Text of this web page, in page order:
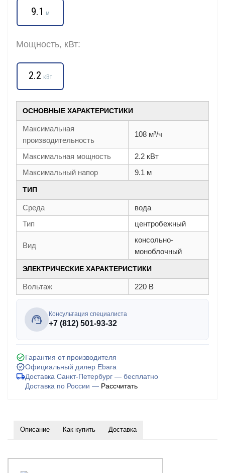
9.1 м
Мощность, кВт:
2.2 кВт
ОСНОВНЫЕ ХАРАКТЕРИСТИКИ
Максимальная
производительность
108 м³/ч
Максимальная мощность
2.2 кВт
Максимальный напор
9.1 м
ТИП
Среда
вода
Тип
центробежный
Вид
консольно-
моноблочный
ЭЛЕКТРИЧЕСКИЕ ХАРАКТЕРИСТИКИ
Вольтаж 220 В
Консультация специалиста
+7 (812) 501-93-32
Гарантия от производителя
Официальный дилер Ebara
Доставка Санкт-Петербург — бесплатно
Доставка по России — Рассчитать
Описание Как купить Доставка